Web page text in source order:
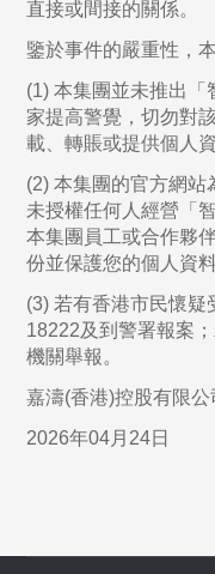
直接或間接的關係。
鑒於事件的嚴重性，
(1) 本集團並未推出
家提高警覺，切勿對
載、轉賬或提供個人
(2) 本集團的官方網站
未授權任何人經營「
本集團員工或合作夥
份並保護您的個人資料
(3) 若有香港市民懷疑
18222及到警署報案
機關舉報。
嘉濤(香港)控股有限公
2026年04月24日